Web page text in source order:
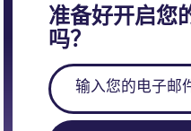
准备好开启您
吗？